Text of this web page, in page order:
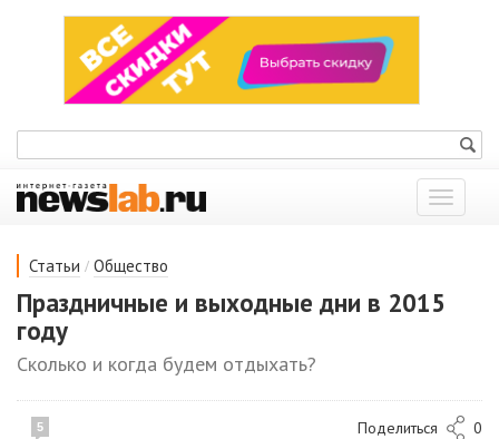
Показать
меню
Статьи / Общество
Праздничные и выходные дни в 2015
году
Сколько и когда будем отдыхать?
5 Поделиться 0